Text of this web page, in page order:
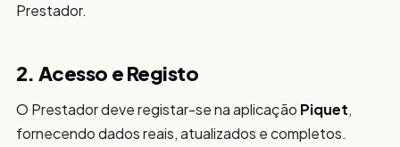
Prestador.
2. Acesso e Registo
O Prestador deve registar-se na aplicação Piquet,
fornecendo dados reais, atualizados e completos.